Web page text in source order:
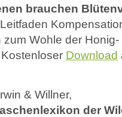
brauchen
Leitfaden
zum Wohle der Honig-
Download
& Willner,
der